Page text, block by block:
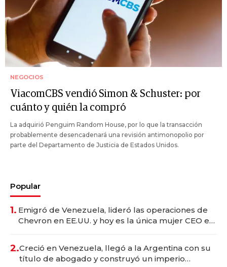
NEGOCIOS
ViacomCBS vendió Simon & Schuster: por
cuánto y quién la compró
La adquirió Penguim Random House, por lo que la transacción
probablemente desencadenará una revisión antimonopolio por
parte del Departamento de Justicia de Estados Unidos.
Popular
1. Emigró de Venezuela, lideró las operaciones de
Chevron en EE.UU. y hoy es la única mujer CEO en
2.Creció en Venezuela, llegó a la Argentina con su
título de abogado y construyó un imperio